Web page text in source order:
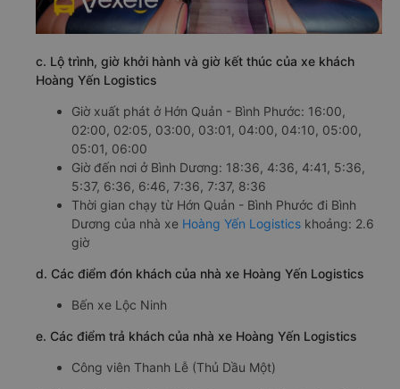
c. Lộ trình, giờ khởi hành và giờ kết thúc của xe khách
Hoàng Yến Logistics
Giờ xuất phát ở Hớn Quản - Bình Phước: 16:00,
02:00, 02:05, 03:00, 03:01, 04:00, 04:10, 05:00,
05:01, 06:00
Giờ đến nơi ở Bình Dương: 18:36, 4:36, 4:41, 5:36,
5:37, 6:36, 6:46, 7:36, 7:37, 8:36
Thời gian chạy từ Hớn Quản - Bình Phước đi Bình
Dương của nhà xe Hoàng Yến Logistics khoảng: 2.6
giờ
d. Các điểm đón khách của nhà xe Hoàng Yến Logistics
Bến xe Lộc Ninh
e. Các điểm trả khách của nhà xe Hoàng Yến Logistics
Công viên Thanh Lễ (Thủ Dầu Một)